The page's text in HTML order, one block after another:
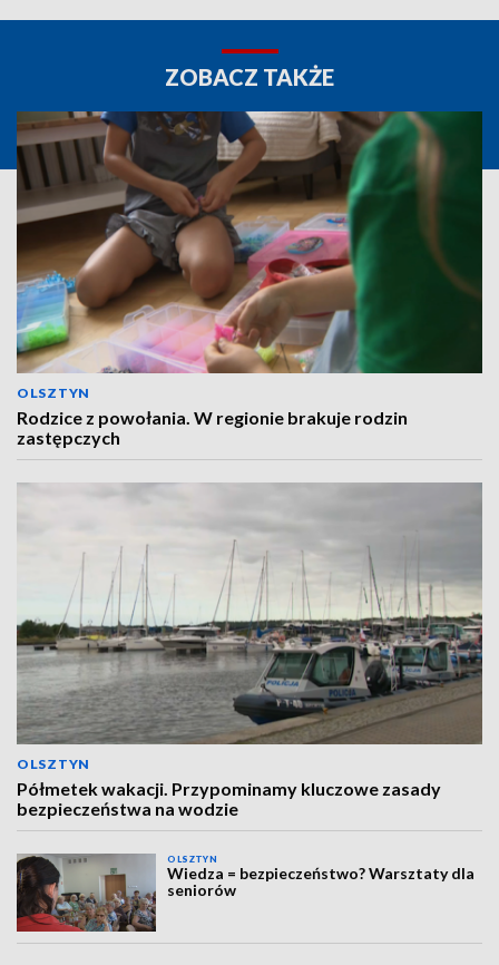
ZOBACZ TAKŻE
OLSZTYN
Rodzice z powołania. W regionie brakuje rodzin
zastępczych
OLSZTYN
Półmetek wakacji. Przypominamy kluczowe zasady
bezpieczeństwa na wodzie
OLSZTYN
Wiedza = bezpieczeństwo? Warsztaty dla
seniorów